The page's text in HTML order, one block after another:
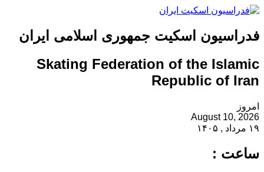
فدراسیون اسکیت جمهوری اسلامی ایران
Skating Federation of the Islamic
Republic of Iran
امروز
August 10, 2026
۱۹ مرداد , ۱۴۰۵
ساعت :